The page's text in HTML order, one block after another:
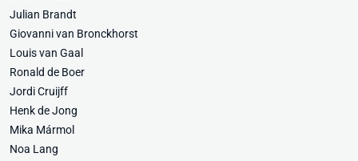
Julian Brandt
Giovanni van Bronckhorst
Louis van Gaal
Ronald de Boer
Jordi Cruijff
Henk de Jong
Mika Mármol
Noa Lang